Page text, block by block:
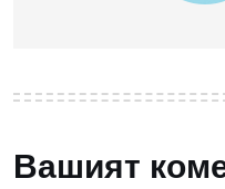
Вашият